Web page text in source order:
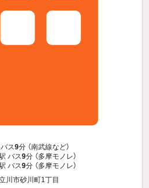
ス9分 （南武線など）
バス9分 （多摩モノレ）
バス9分 （多摩モノレ）
川市砂川町1丁目